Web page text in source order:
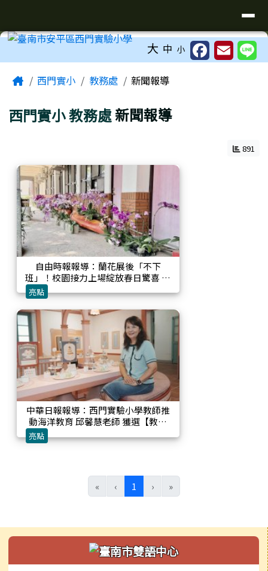
工具列 大 中 小
Home西門實小 教務處 新聞報導
西門實小教務處新聞報導
891
自由時報報導：蘭花展後「不下
班」！校園接力上場綻放春日驚喜 西
門實小布置蘭展蘭花營造社區美景
亮點
中華日報報導：西門實驗小學教師推
動海洋教育 邱馨慧老師 獲選【教育
亮點
« ‹ 1 (目前頁次)
› »
左邊區域內容